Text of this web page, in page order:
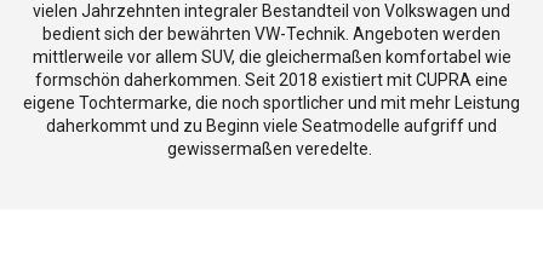
vielen Jahrzehnten integraler Bestandteil von Volkswagen und
bedient sich der bewährten VW-Technik. Angeboten werden
mittlerweile vor allem SUV, die gleichermaßen komfortabel wie
formschön daherkommen. Seit 2018 existiert mit CUPRA eine
eigene Tochtermarke, die noch sportlicher und mit mehr Leistung
daherkommt und zu Beginn viele Seatmodelle aufgriff und
gewissermaßen veredelte.